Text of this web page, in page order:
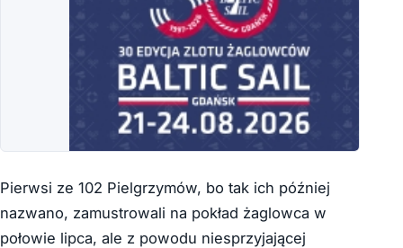
Pierwsi ze 102 Pielgrzymów, bo tak ich później
nazwano, zamustrowali na pokład żaglowca w
połowie lipca, ale z powodu niesprzyjającej